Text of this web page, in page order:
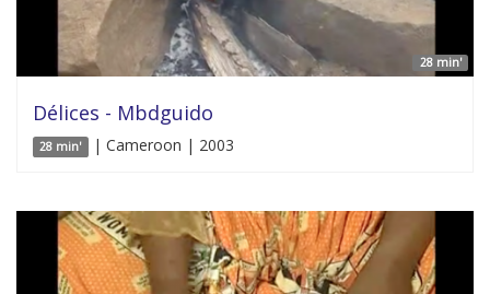
28 min'
Délices - Mbdguido
28 min' | Cameroon | 2003